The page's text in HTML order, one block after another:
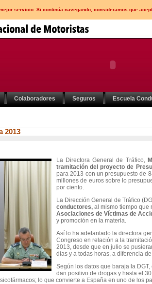
servicio. Si continúa navegando, consideramos que
Colaboradores Seguros Escuela
2013
La Directora General de Tráfico,
tramitación del proyecto de
para 2013 con un presupuesto de
millones de euros sobre lo
por ciento.
La Dirección General de Tráfico
conductores, al mismo tiempo que
Asociaciones de Víctimas de
y promoción en la materia.
Así lo ha adelantado la directora
Congreso en relación a la
2013, desde que en julio se
días y a todas horas, a diferencia
Según los datos que baraja la
dan positivo de drogas y hasta el
lo que convierte a España en uno de los